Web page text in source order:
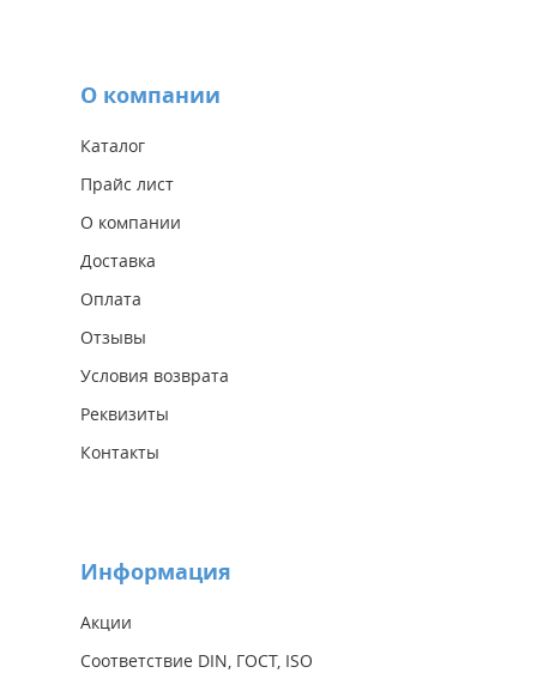
О компании
Каталог
Прайс лист
О компании
Доставка
Оплата
Отзывы
Условия возврата
Реквизиты
Контакты
Информация
Акции
Соответствие DIN, ГОСТ, ISO